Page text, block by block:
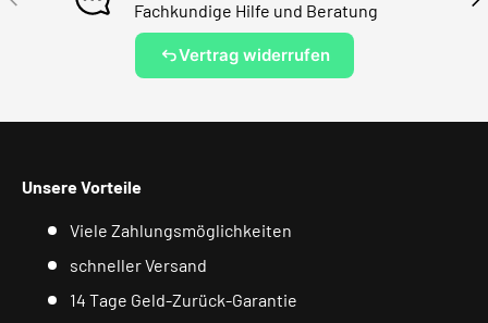
Fachkundige Hilfe und Beratung
Vertrag widerrufen
Unsere Vorteile
Viele Zahlungsmöglichkeiten
schneller Versand
14 Tage Geld-Zurück-Garantie